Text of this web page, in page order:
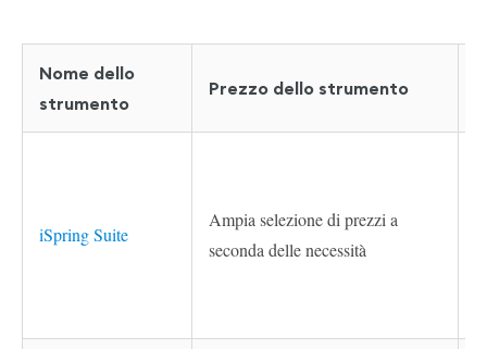
Nome dello
strumento
Prezzo dello strumento
iSpring Suite
Ampia selezione di prezzi a
seconda delle necessità